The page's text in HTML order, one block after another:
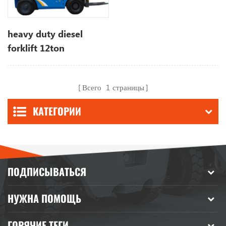
heavy duty diesel
forklift 12ton
Всего 1 страницы
КАТЕГОРИИ
ПОДПИСЫВАТЬСЯ
НУЖНА ПОМОЩЬ